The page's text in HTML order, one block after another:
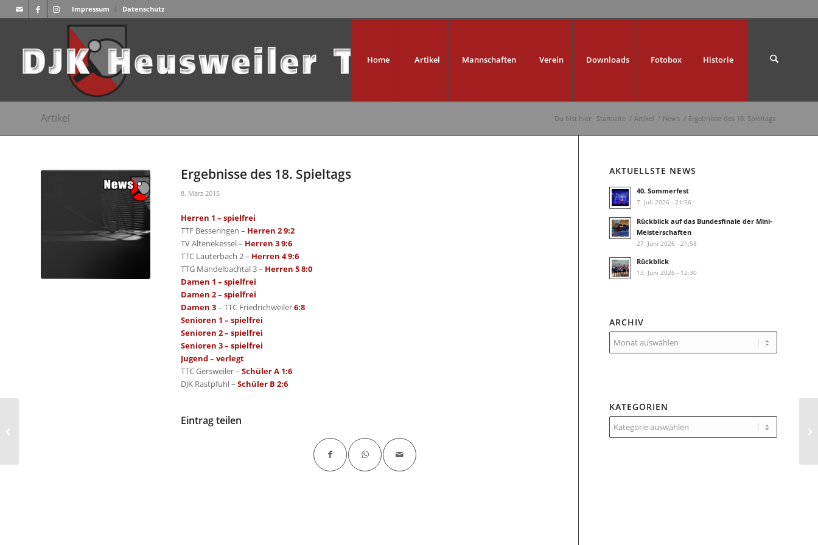
Impressum Datenschutz
Home Artikel Mannschaften Verein Downloads Fotobox Historie
Artikel Du bist hier: Startseite / Artikel / News / Ergebnisse des 18. Spieltags
Ergebnisse des 18. Spieltags
8. März 2015
Herren 1 – spielfrei
TTF Besseringen – Herren 2 9:2
TV Altenekessel – Herren 3 9:6
TTC Lauterbach 2 – Herren 4 9:6
TTG Mandelbachtal 3 – Herren 5 8:0
Damen 1 – spielfrei
Damen 2 – spielfrei
Damen 3– TTC Friedrichweiler6:8
Senioren 1 – spielfrei
Senioren 2 – spielfrei
Senioren 3 – spielfrei
Jugend – verlegt
TTC Gersweiler – Schüler A 1:6
DJK Rastpfuhl – Schüler B 2:6
Eintrag teilen
AKTUELLSTE NEWS
40. Sommerfest
7. Juli 2026 - 21:56
Rückblick auf das Bundesfinale der Mini-
Meisterschaften
27. Juni 2026 - 21:58
Rückblick
13. Juni 2026 - 12:30
ARCHIV
KATEGORIEN
Kategorien